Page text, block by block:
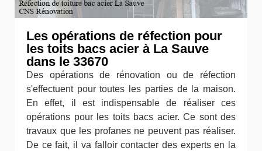
Les opérations de réfection pour
les toits bacs acier à La Sauve
dans le 33670
Des opérations de rénovation ou de réfection
s'effectuent pour toutes les parties de la maison.
En effet, il est indispensable de réaliser ces
opérations pour les toits bacs acier. Ce sont des
travaux que les profanes ne peuvent pas réaliser.
De ce fait, il va falloir contacter des experts en la